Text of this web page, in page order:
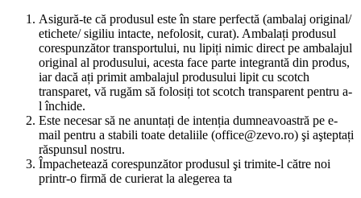
Asigură-te că produsul este în stare perfectă (ambalaj original/
etichete/ sigiliu intacte, nefolosit, curat). Ambalați produsul
corespunzător transportului, nu lipiți nimic direct pe ambalajul
original al produsului, acesta face parte integrantă din produs,
iar dacă ați primit ambalajul produsului lipit cu scotch
transparet, vă rugăm să folosiți tot scotch transparent pentru a-
l închide.
Este necesar să ne anuntați de intenția dumneavoastră pe e-
mail pentru a stabili toate detaliile (office@zevo.ro) şi aşteptați
răspunsul nostru.
Împachetează corespunzător produsul şi trimite-l către noi
printr-o firmă de curierat la alegerea ta